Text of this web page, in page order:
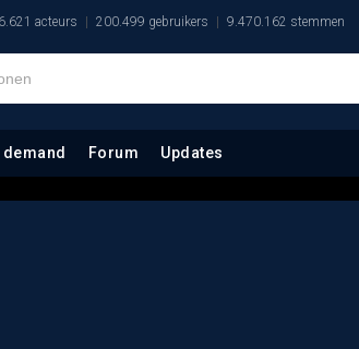
acteurs 200.499 gebruikers 9.470.162 stemmen
demand Forum Updates